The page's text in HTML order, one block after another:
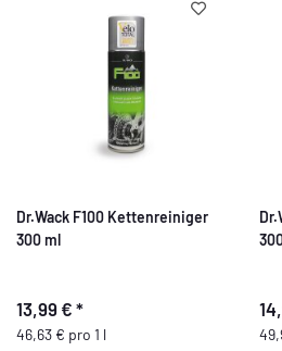
Dr.Wack F100 Kettenreiniger
300 ml
13,99 € *
46,63 € pro 1 l